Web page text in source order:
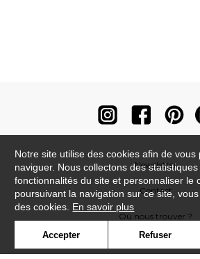
Newsletter
Contact
Où nous trouver ?
Notre site utilise des cookies afin de vous
naviguer. Nous collectons des
fonctionnalités du site et personnaliser le
poursuivant la navigation sur ce site,
des cookies. En savoir plus
Accepter Refuser